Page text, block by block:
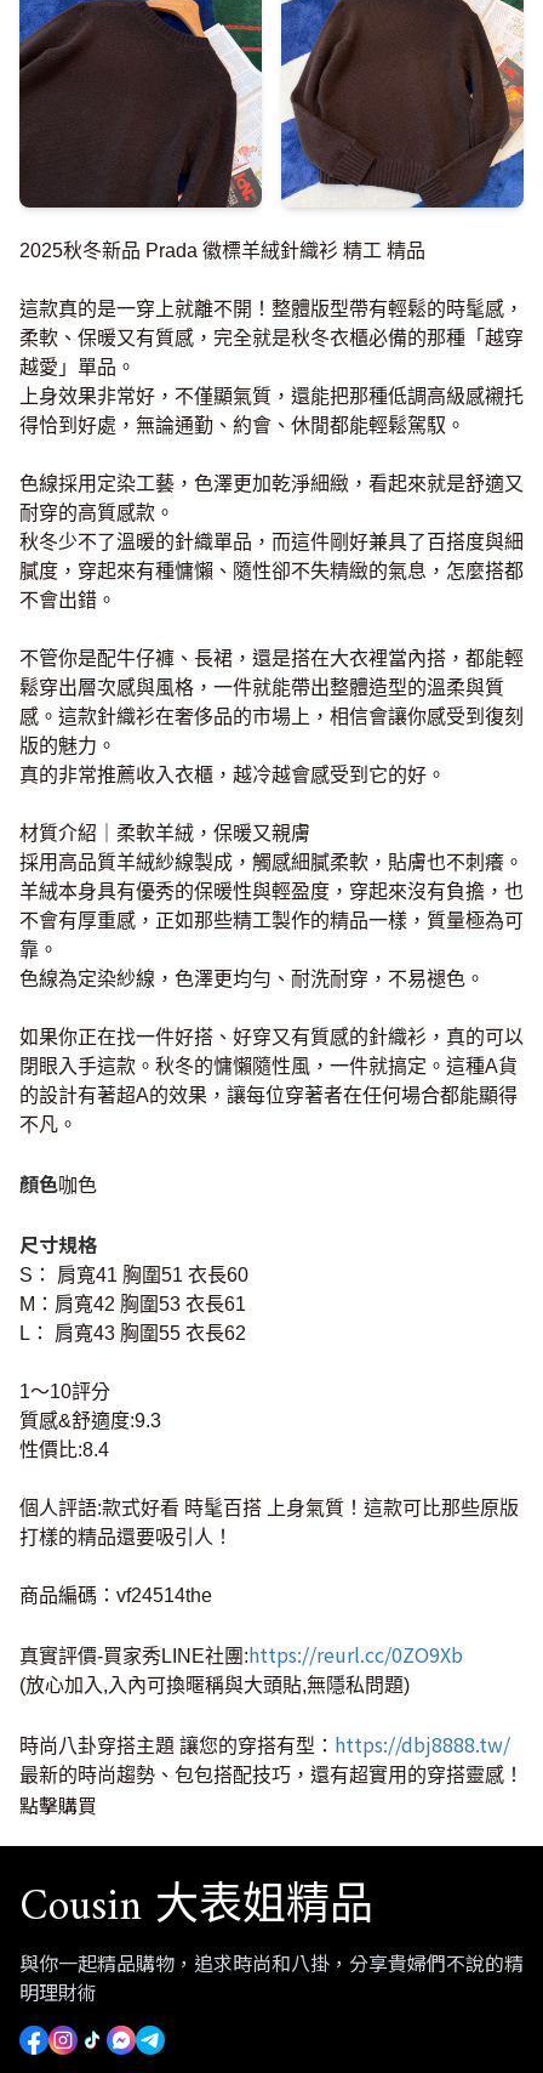
2025秋冬新品 Prada 徽標羊絨針織衫 精工 精品
這款真的是一穿上就離不開！整體版型帶有輕鬆的時髦感，
柔軟、保暖又有質感，完全就是秋冬衣櫃必備的那種「越穿
越愛」單品。
上身效果非常好，不僅顯氣質，還能把那種低調高級感襯托
得恰到好處，無論通勤、約會、休閒都能輕鬆駕馭。
色線採用定染工藝，色澤更加乾淨細緻，看起來就是舒適又
耐穿的高質感款。
秋冬少不了溫暖的針織單品，而這件剛好兼具了百搭度與細
膩度，穿起來有種慵懶、隨性卻不失精緻的氣息，怎麼搭都
不會出錯。
不管你是配牛仔褲、長裙，還是搭在大衣裡當內搭，都能輕
鬆穿出層次感與風格，一件就能帶出整體造型的溫柔與質
感。這款針織衫在奢侈品的市場上，相信會讓你感受到復刻
版的魅力。
真的非常推薦收入衣櫃，越冷越會感受到它的好。
材質介紹｜柔軟羊絨，保暖又親膚
採用高品質羊絨紗線製成，觸感細膩柔軟，貼膚也不刺癢。
羊絨本身具有優秀的保暖性與輕盈度，穿起來沒有負擔，也
不會有厚重感，正如那些精工製作的精品一樣，質量極為可
靠。
色線為定染紗線，色澤更均勻、耐洗耐穿，不易褪色。
如果你正在找一件好搭、好穿又有質感的針織衫，真的可以
閉眼入手這款。秋冬的慵懶隨性風，一件就搞定。這種A貨
的設計有著超A的效果，讓每位穿著者在任何場合都能顯得
不凡。
顏色咖色
尺寸規格
S： 肩寬41 胸圍51 衣長60
M：肩寬42 胸圍53 衣長61
L： 肩寬43 胸圍55 衣長62
1～10評分
質感&舒適度:9.3
性價比:8.4
個人評語:款式好看 時髦百搭 上身氣質！這款可比那些原版
打樣的精品還要吸引人！
商品編碼：vf24514the
真實評價-買家秀LINE社團:https://reurl.cc/0ZO9Xb
(放心加入,入內可換暱稱與大頭貼,無隱私問題)
時尚八卦穿搭主題 讓您的穿搭有型： https://dbj8888.tw/
最新的時尚趨勢、包包搭配技巧，還有超實用的穿搭靈感！
點擊購買
Cousin 大表姐精品
與你一起精品購物，追求時尚和八掛，分享貴婦們不說的精
明理財術